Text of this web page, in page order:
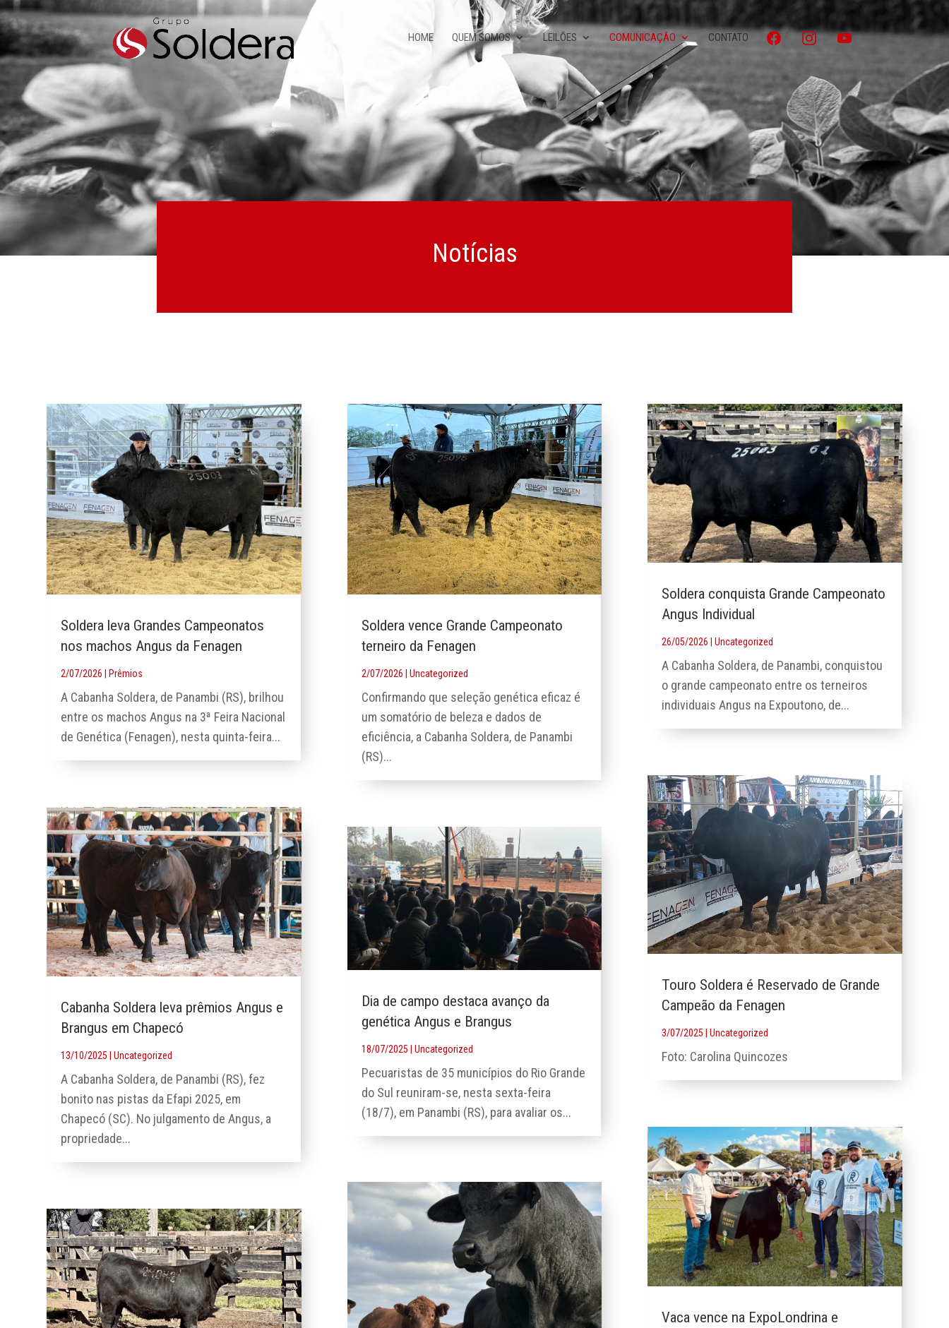
HOME QUEM SOMOS LEILÕES COMUNICAÇÃO CONTATO
Notícias
Soldera leva Grandes Campeonatos
nos machos Angus da Fenagen
2/07/2026 Prêmios
A Cabanha Soldera, de Panambi (RS), brilhou
entre os machos Angus na 3ª Feira Nacional
de Genética (Fenagen), nesta quinta-feira...
Cabanha Soldera leva prêmios Angus e
Brangus em Chapecó
13/10/2025 |Uncategorized
A Cabanha Soldera, de Panambi (RS), fez
bonito nas pistas da Efapi 2025, em
Chapecó (SC). No julgamento de Angus, a
propriedade...
Soldera vence Grande Campeonato
terneiro da Fenagen
2/07/2026 Uncategorized
Confirmando que seleção genética eficaz é
um somatório de beleza e dados de
eficiência, a Cabanha Soldera, de Panambi
(RS)...
Dia de campo destaca avanço da
genética Angus e Brangus
18/07/2025 Uncategorized
Pecuaristas de 35 municípios do Rio Grande
do Sul reuniram-se, nesta sexta-feira
(18/7), em Panambi (RS), para avaliar os...
Soldera conquista Grande Campeonato
Angus Individual
26/05/2026 Uncategorized
A Cabanha Soldera, de Panambi, conquistou
o grande campeonato entre os terneiros
individuais Angus na Expoutono, de...
Touro Soldera é Reservado de Grande
Campeão da Fenagen
3/07/2025 Uncategorized
Foto: Carolina Quincozes
Vaca vence na ExpoLondrina e